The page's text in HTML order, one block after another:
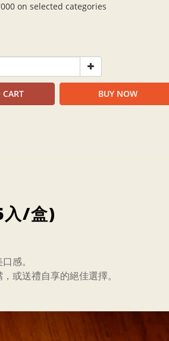
on selected categories
BUY NOW
入/盒)
感。
或送禮自享的絕佳選擇。